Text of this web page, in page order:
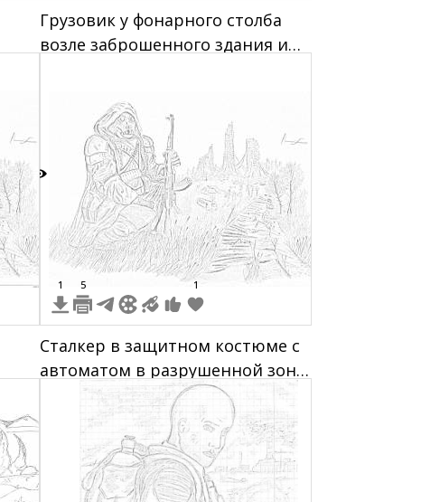
Грузовик у фонарного столба
возле заброшенного здания и
отчуждения
7
1 5 1
Сталкер в защитном костюме с
автоматом в разрушенной зоне,
руины зданий и заброшенные
машины на фоне